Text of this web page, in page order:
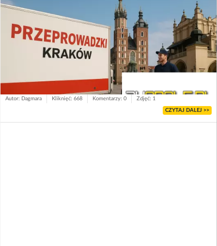
Autor: Dagmara Kliknięć: 668 Komentarzy: 0 Zdjęć: 1
CZYTAJ DALEJ >>